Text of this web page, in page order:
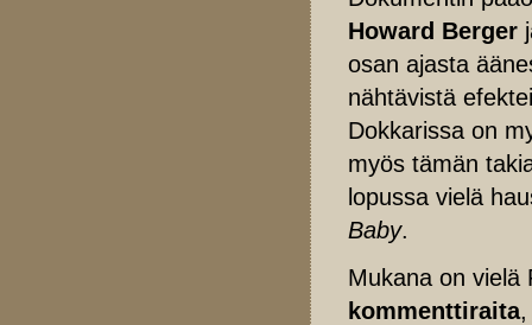
Howard Berger
osan ajasta
nähtävistä
Dokkarissa on
myös tämän
lopussa vielä
Baby.
Mukana on vielä
kommenttiraita,